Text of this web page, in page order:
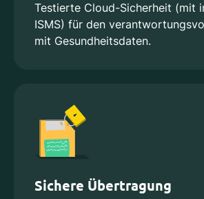
Testierte Cloud-Sicherheit (mit
ISMS) für den
mit Gesundheitsdaten.
Sichere Übertragung